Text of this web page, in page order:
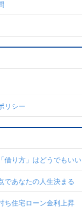
リシー
借り方」はどうでもいい
であなたの人生決まる
ち住宅ローン金利上昇